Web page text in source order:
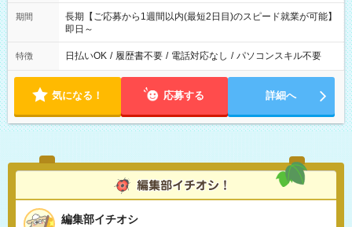
期間
長期【ご応募から1週間以内(最短2日目)のスピード就業が可能】
即日～
特徴 日払いOK / 履歴書不要 / 電話対応なし / パソコンスキル不要
気になる！ 応募する 詳細へ
編集部イチオシ